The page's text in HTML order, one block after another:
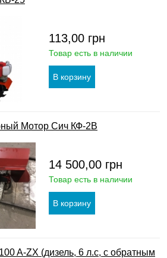
113,00 грн
Товар есть в наличии
Мотор Сич КФ-2В
14 500,00 грн
Товар есть в наличии
A-ZX (дизель, 6 л.с, с обратным